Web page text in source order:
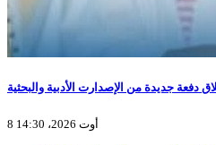
دفعة جديدة من الإصدارت الأدبية والبحثية
8 أوت 2026، 14:30